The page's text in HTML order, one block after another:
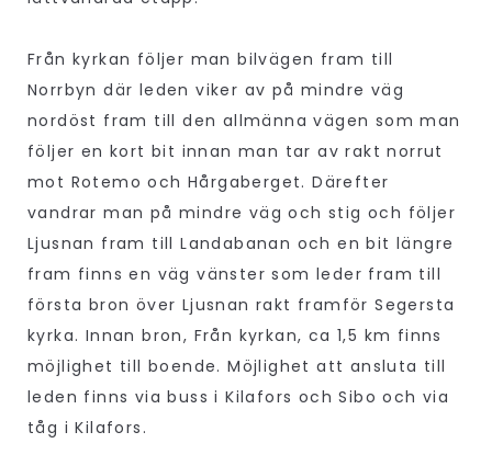
Från kyrkan följer man bilvägen fram till
Norrbyn där leden viker av på mindre väg
nordöst fram till den allmänna vägen som man
följer en kort bit innan man tar av rakt norrut
mot Rotemo och Hårgaberget. Därefter
vandrar man på mindre väg och stig och följer
Ljusnan fram till Landabanan och en bit längre
fram finns en väg vänster som leder fram till
första bron över Ljusnan rakt framför Segersta
kyrka. Innan bron, Från kyrkan, ca 1,5 km finns
möjlighet till boende. Möjlighet att ansluta till
leden finns via buss i Kilafors och Sibo och via
tåg i Kilafors.